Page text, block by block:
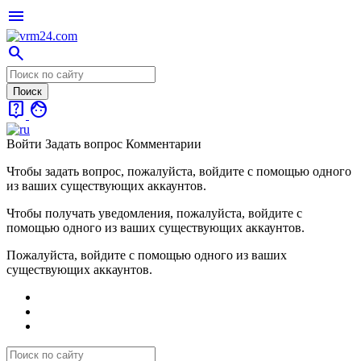
menu
search
live_help face
Войти Задать вопрос Комментарии
Чтобы задать вопрос, пожалуйста, войдите с помощью одного
из ваших существующих аккаунтов.
Чтобы получать уведомления, пожалуйста, войдите с
помощью одного из ваших существующих аккаунтов.
Пожалуйста, войдите с помощью одного из ваших
существующих аккаунтов.